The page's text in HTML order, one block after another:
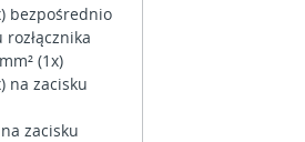
bezpośrednio
(1x)
na zacisku
zacisku